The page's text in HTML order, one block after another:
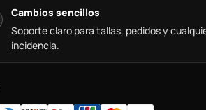
Cambios sencillos
Soporte claro para tallas, pedidos y
incidencia.